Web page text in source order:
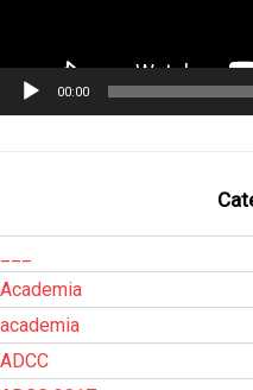
00:00
Academia
academia
ADCC